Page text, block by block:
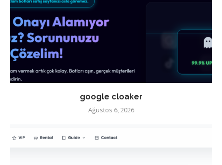
google cloaker
Ağustos 6, 2026